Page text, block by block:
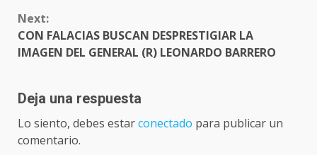
Next:
CON FALACIAS BUSCAN DESPRESTIGIAR LA
IMAGEN DEL GENERAL (R) LEONARDO BARRERO
Deja una respuesta
Lo siento, debes estarconectado para publicar un
comentario.